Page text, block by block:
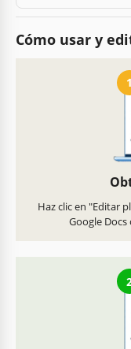
Cómo usar y
1
Haz clic en "Editar
Google